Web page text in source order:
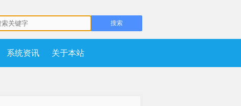
系统资讯 关于本站